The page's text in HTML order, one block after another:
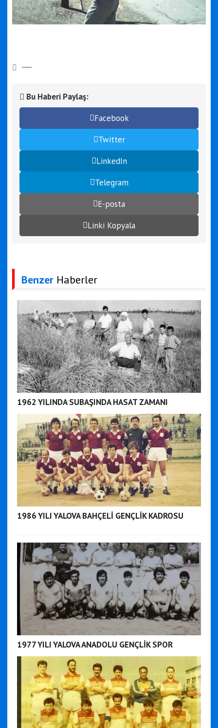
Bu Haberi Paylaş:
Facebook
Twitter
LinkedIn
Telegram
E-posta
Linki Kopyala
Benzer Haberler
1962 YILINDA SUBAŞINDA HASAT ZAMANI
1986 YILI YALOVA BAHÇELİ GENÇLİK KADROSU
1977 YILI YALOVA ANADOLU GENÇLİK SPOR